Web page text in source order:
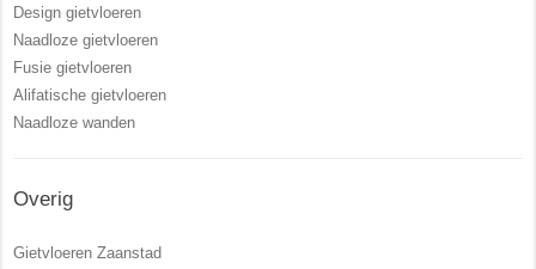
Design gietvloeren
Naadloze gietvloeren
Fusie gietvloeren
Alifatische gietvloeren
Naadloze wanden
Overig
Gietvloeren Zaanstad